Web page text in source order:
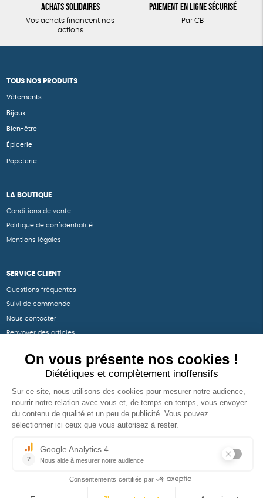
Achats solidaires
Vos achats financent nos
actions
Paiement en ligne sécurisé
Par CB
TOUS NOS PRODUITS
Vêtements
Bijoux
Bien-être
Épicerie
Papeterie
LA BOUTIQUE
Conditions de vente
Politique de confidentialité
Mentions légales
SERVICE CLIENT
Questions fréquentes
Suivi de commande
Nous contacter
Renvoyer des articles
SUIVEZ-NOUS
Une boutique élaborée avec